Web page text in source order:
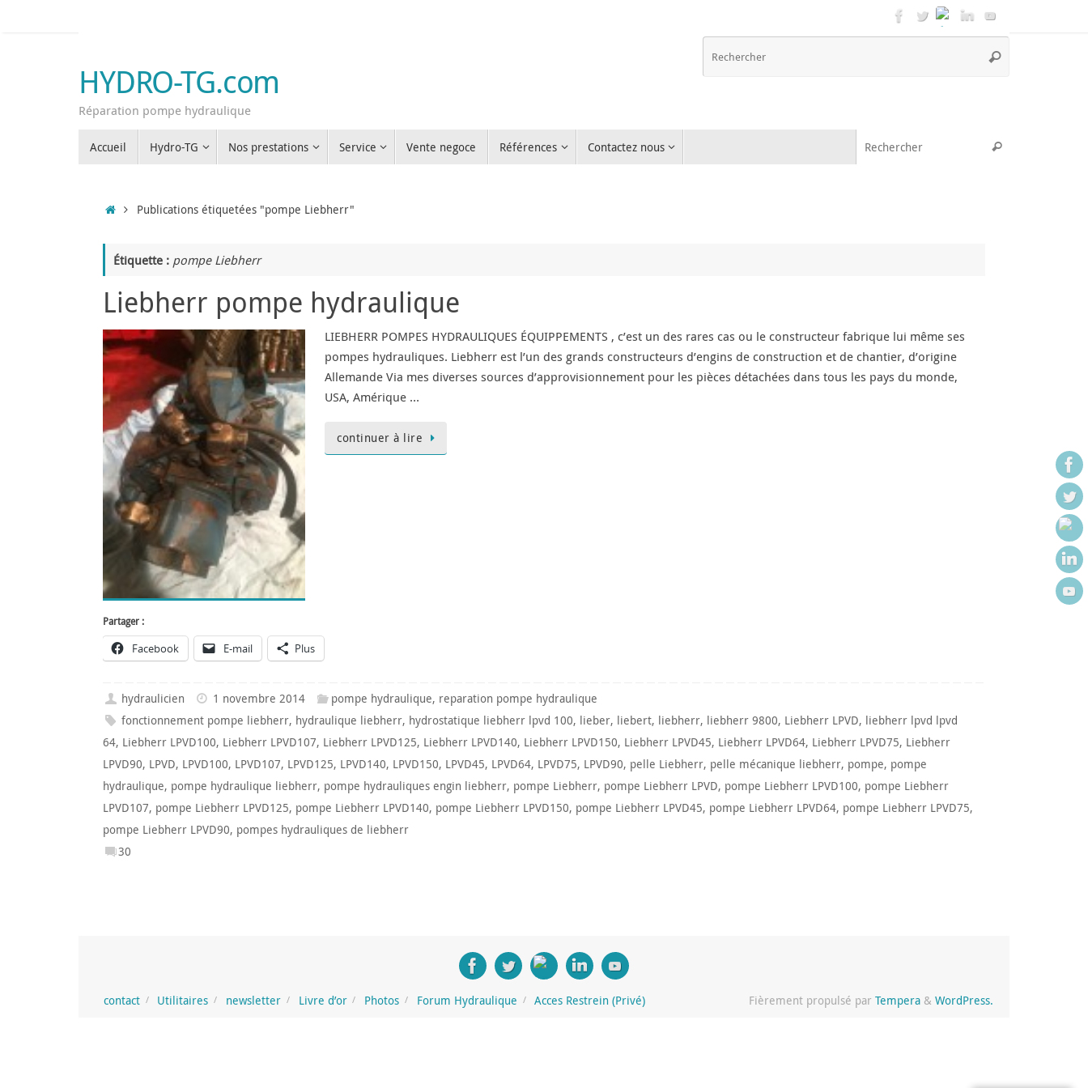
HYDRO-TG.com
Réparation pompe hydraulique
Rechercher
Accueil Hydro-TG Nos prestations Service Vente negoce Références Contactez nous Rechercher
AccueilPublications étiquetées "pompe Liebherr"
Étiquette : pompe Liebherr
Liebherr pompe hydraulique
LIEBHERR POMPES HYDRAULIQUES ÉQUIPPEMENTS , c’est un des rares cas ou le constructeur fabrique lui même ses
pompes hydrauliques. Liebherr est l’un des grands constructeurs d’engins de construction et de chantier, d’origine
Allemande Via mes diverses sources d’approvisionnement pour les pièces détachées dans tous les pays du monde,
USA, Amérique …
continuer à lire
Partager :
Facebook E-mail Plus
hydraulicien 1 novembre 2014 pompe hydraulique, reparation pompe hydraulique
fonctionnement pompe liebherr, hydraulique liebherr, hydrostatique liebherr lpvd 100, lieber, liebert, liebherr, liebherr 9800, Liebherr LPVD, liebherr lpvd lpvd
64, Liebherr LPVD100, Liebherr LPVD107, Liebherr LPVD125, Liebherr LPVD140, Liebherr LPVD150, Liebherr LPVD45, Liebherr LPVD64, Liebherr LPVD75, Liebherr
LPVD90, LPVD, LPVD100, LPVD107, LPVD125, LPVD140, LPVD150, LPVD45, LPVD64, LPVD75, LPVD90, pelle Liebherr, pelle mécanique liebherr, pompe, pompe
hydraulique, pompe hydraulique liebherr, pompe hydrauliques engin liebherr, pompe Liebherr, pompe Liebherr LPVD, pompe Liebherr LPVD100, pompe Liebherr
LPVD107, pompe Liebherr LPVD125, pompe Liebherr LPVD140, pompe Liebherr LPVD150, pompe Liebherr LPVD45, pompe Liebherr LPVD64, pompe Liebherr LPVD75,
pompe Liebherr LPVD90, pompes hydrauliques de liebherr
30
contact Utilitaires newsletter Livre d’or Photos Forum Hydraulique Acces Restrein (Privé) Fièrement propulsé par Tempera & WordPress.